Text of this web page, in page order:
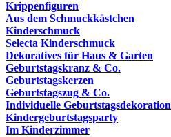
Krippenfiguren
Aus dem Schmuckkästchen
Kinderschmuck
Selecta Kinderschmuck
Dekoratives für Haus & Garten
Geburtstagskranz & Co.
Geburtstagskerzen
Geburtstagszug & Co.
Individuelle Geburtstagsdekoration
Kindergeburtstagsparty
Im Kinderzimmer